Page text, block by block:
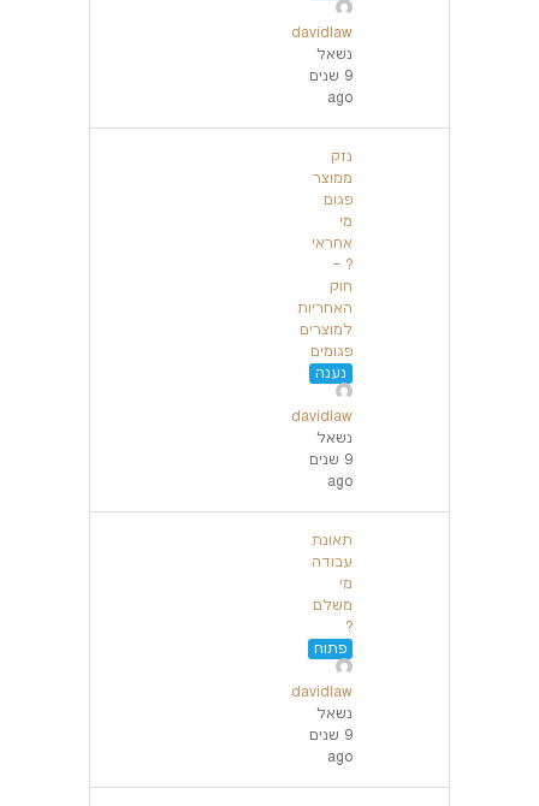
davidlaw
נשאל
9 שנים
ago
נזק
ממוצר
פגום
מי
אחראי
? –
חוק
האחריות
למוצרים
פגומים
נענה
davidlaw
נשאל
9 שנים
ago
תאונת
עבודה
מי
משלם
?
פתוח
davidlaw
נשאל
9 שנים
ago